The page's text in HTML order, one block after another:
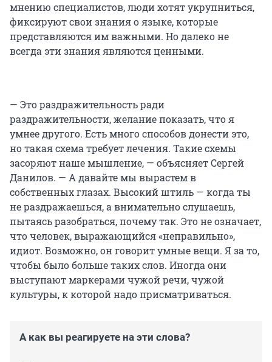
мнению специалистов, люди хотят укрупниться,
фиксируют свои знания о языке, которые
представляются им важными. Но далеко не
всегда эти знания являются ценными.
— Это раздражительность ради
раздражительности, желание показать, что я
умнее другого. Есть много способов донести это,
но такая схема требует лечения. Такие схемы
засоряют наше мышление, — объясняет Сергей
Данилов. — А давайте мы вырастем в
собственных глазах. Высокий штиль — когда ты
не раздражаешься, а внимательно слушаешь,
пытаясь разобраться, почему так. Это не означает,
что человек, выражающийся «неправильно»,
идиот. Возможно, он говорит умные вещи. Я за то,
чтобы было больше таких слов. Иногда они
выступают маркерами чужой речи, чужой
культуры, к которой надо присматриваться.
А как вы реагируете на эти слова?